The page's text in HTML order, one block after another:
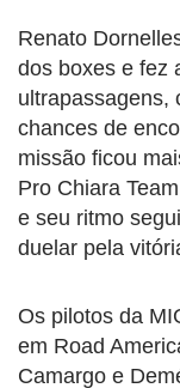
Renato
dos boxes e fez
ultrapassagens,
chances de
missão ficou
Pro Chiara
e seu ritmo
duelar pela
Os pilotos da
em Road
Camargo e